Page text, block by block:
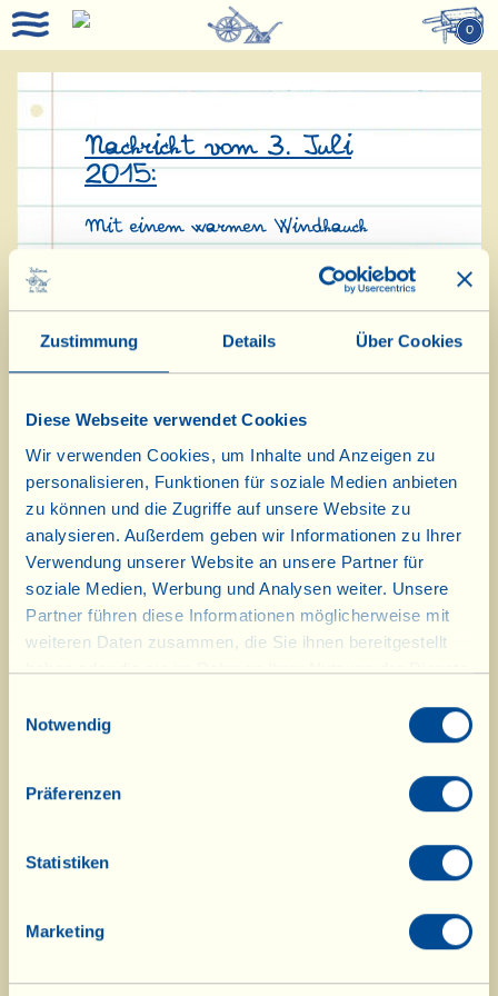
Zustimmung Details Über Cookies
Diese Webseite verwendet Cookies
Wir verwenden Cookies, um Inhalte und Anzeigen zu
personalisieren, Funktionen für soziale Medien anbieten
zu können und die Zugriffe auf unsere Website zu
analysieren. Außerdem geben wir Informationen zu Ihrer
Verwendung unserer Website an unsere Partner für
soziale Medien, Werbung und Analysen weiter. Unsere
Partner führen diese Informationen möglicherweise mit
weiteren Daten zusammen, die Sie ihnen bereitgestellt
haben oder die sie im Rahmen Ihrer Nutzung der Dienste
Notwendig
Präferenzen
Statistiken
Marketing
0
Nachricht vom 3. Juli
2015:
Mit einem warmen Windhauch
kommen am 9. Juli zwei neue
Vialla in der „Speisekammer“ an,
und das „Pesto al Finocchietto“.
In der Zwischenzeit können Sie
gerne einen Sprung in die Fattoria
machen: hier der Link zum Video vom
„Weizen- und Pizzafest“, welches
letzten Donnerstag, am 18.Juni,
stattgefunden hat.